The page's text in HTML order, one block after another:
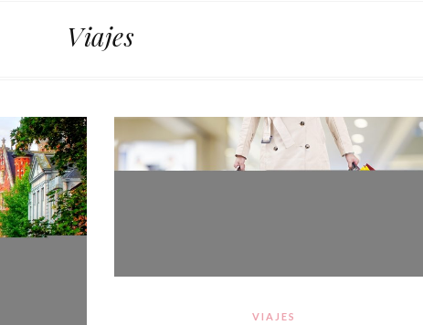
Viajes
VIAJES